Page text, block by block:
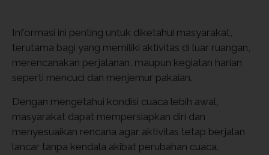
Informasi ini penting untuk diketahui masyarakat,
terutama bagi yang memiliki aktivitas di luar ruangan,
merencanakan perjalanan, maupun kegiatan harian
seperti mencuci dan menjemur pakaian.
Dengan mengetahui kondisi cuaca lebih awal,
masyarakat dapat mempersiapkan diri dan
menyesuaikan rencana agar aktivitas tetap berjalan
lancar tanpa kendala akibat perubahan cuaca.